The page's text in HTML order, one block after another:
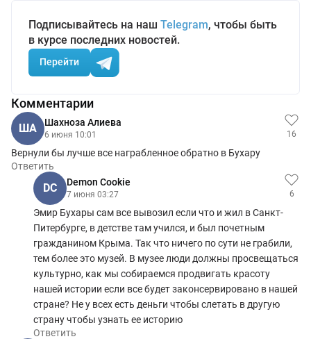
Подписывайтесь на наш Telegram, чтобы быть
в курсе последних новостей.
Перейти
Комментарии
ША Шахноза Алиева
6 июня 10:01 16
Вернули бы лучше все награбленное обратно в Бухару
Ответить
DC Demon Cookie
7 июня 03:27 6
Эмир Бухары сам все вывозил если что и жил в Санкт-
Питербурге, в детстве там учился, и был почетным
гражданином Крыма. Так что ничего по сути не грабили,
тем более это музей. В музее люди должны просвещаться
культурно, как мы собираемся продвигать красоту
нашей истории если все будет законсервировано в нашей
стране? Не у всех есть деньги чтобы слетать в другую
страну чтобы узнать ее историю
Ответить